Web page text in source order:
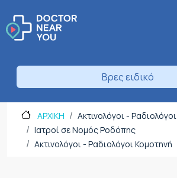
Βρες ειδικό
ΑΡΧΙΚΗ
Ακτινολόγοι - Ραδιολόγοι
Ιατροί σε Νομός Ροδόπης
Ακτινολόγοι - Ραδιολόγοι Κομοτηνή